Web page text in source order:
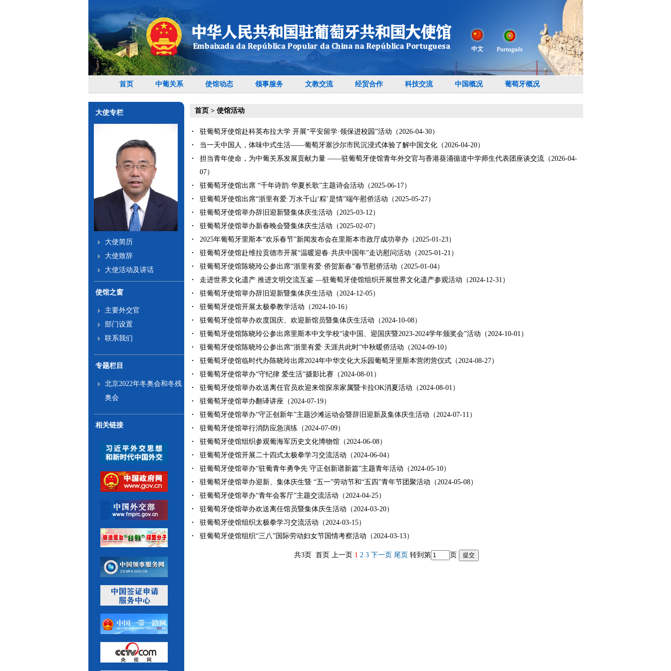
中文 Português
首页 中葡关系 使馆动态 领事服务 文教交流 经贸合作 科技交流 中国概况 葡萄牙概况
大使专栏
大使简历
大使致辞
大使活动及讲话
使馆之窗
主要外交官
部门设置
联系我们
专题栏目
北京2022年冬奥会和冬残
奥会
相关链接
首页> 使馆活动
驻葡萄牙使馆赴科英布拉大学 开展“平安留学·领保进校园”活动（2026-04-30）
当一天中国人，体味中式生活——葡萄牙塞沙尔市民沉浸式体验了解中国文化（2026-04-20）
担当青年使命，为中葡关系发展贡献力量 ——驻葡萄牙使馆青年外交官与香港葵涌循道中学师生代表团座谈交流（2026-04-
07）
驻葡萄牙使馆出席 “千年诗韵·华夏长歌”主题诗会活动（2025-06-17）
驻葡萄牙使馆出席“浙里有爱·万水千山‘粽’是情”端午慰侨活动（2025-05-27）
驻葡萄牙使馆举办辞旧迎新暨集体庆生活动（2025-03-12）
驻葡萄牙使馆举办新春晚会暨集体庆生活动（2025-02-07）
2025年葡萄牙里斯本“欢乐春节”新闻发布会在里斯本市政厅成功举办（2025-01-23）
驻葡萄牙使馆赴维拉贡德市开展“温暖迎春·共庆中国年”走访慰问活动（2025-01-21）
驻葡萄牙使馆陈晓玲公参出席“浙里有爱·侨贺新春”春节慰侨活动（2025-01-04）
走进世界文化遗产 推进文明交流互鉴 —驻葡萄牙使馆组织开展世界文化遗产参观活动（2024-12-31）
驻葡萄牙使馆举办辞旧迎新暨集体庆生活动（2024-12-05）
驻葡萄牙使馆开展太极拳教学活动（2024-10-16）
驻葡萄牙使馆举办欢度国庆、欢迎新馆员暨集体庆生活动（2024-10-08）
驻葡萄牙使馆陈晓玲公参出席里斯本中文学校“读中国、迎国庆暨2023-2024学年颁奖会”活动（2024-10-01）
驻葡萄牙使馆陈晓玲公参出席“浙里有爱·天涯共此时”中秋暖侨活动（2024-09-10）
驻葡萄牙使馆临时代办陈晓玲出席2024年中华文化大乐园葡萄牙里斯本营闭营仪式（2024-08-27）
驻葡萄牙使馆举办“守纪律 爱生活”摄影比赛（2024-08-01）
驻葡萄牙使馆举办欢送离任官员欢迎来馆探亲家属暨卡拉OK消夏活动（2024-08-01）
驻葡萄牙使馆举办翻译讲座（2024-07-19）
驻葡萄牙使馆举办“守正创新年”主题沙滩运动会暨辞旧迎新及集体庆生活动（2024-07-11）
驻葡萄牙使馆举行消防应急演练（2024-07-09）
驻葡萄牙使馆组织参观葡海军历史文化博物馆（2024-06-08）
驻葡萄牙使馆开展二十四式太极拳学习交流活动（2024-06-04）
驻葡萄牙使馆举办“驻葡青年勇争先 守正创新谱新篇”主题青年活动（2024-05-10）
驻葡萄牙使馆举办迎新、集体庆生暨 “五一”劳动节和“五四”青年节团聚活动（2024-05-08）
驻葡萄牙使馆举办“青年会客厅”主题交流活动（2024-04-25）
驻葡萄牙使馆举办欢送离任馆员暨集体庆生活动（2024-03-20）
驻葡萄牙使馆组织太极拳学习交流活动（2024-03-15）
驻葡萄牙使馆组织“三八”国际劳动妇女节国情考察活动（2024-03-13）
共3页 首页 上一页 1 2 3 下一页 尾页 转到第 页